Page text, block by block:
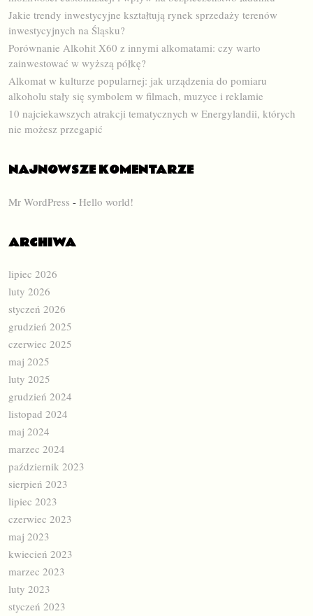
Jakie trendy inwestycyjne kształtują rynek sprzedaży terenów
inwestycyjnych na Śląsku?
Porównanie Alkohit X60 z innymi alkomatami: czy warto
zainwestować w wyższą półkę?
Alkomat w kulturze popularnej: jak urządzenia do pomiaru
alkoholu stały się symbolem w filmach, muzyce i reklamie
10 najciekawszych atrakcji tematycznych w Energylandii, których
nie możesz przegapić
NAJNOWSZE KOMENTARZE
Mr WordPress - Hello world!
ARCHIWA
lipiec 2026
luty 2026
styczeń 2026
grudzień 2025
czerwiec 2025
maj 2025
luty 2025
grudzień 2024
listopad 2024
maj 2024
marzec 2024
październik 2023
sierpień 2023
lipiec 2023
czerwiec 2023
maj 2023
kwiecień 2023
marzec 2023
luty 2023
styczeń 2023